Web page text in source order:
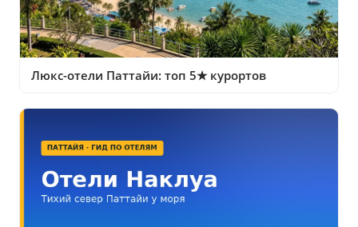
Люкс-отели Паттайи: топ 5★ курортов